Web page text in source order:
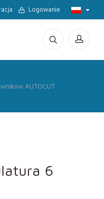
Logowanie
AUTOCUT
6